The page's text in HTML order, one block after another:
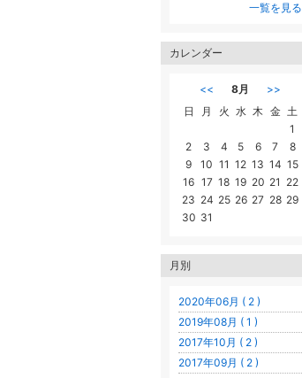
一覧を見る
カレンダー
<< 8月
>>
日
月 火 水 木 金 土
1
2
3 4 5 6 7
8
9
10 11 12 13 14 15
16 17 18 19 20 21 22
23 24 25 26 27 28 29
30 31
月別
2020年06月 ( 2 )
2019年08月 ( 1 )
2017年10月 ( 2 )
2017年09月 ( 2 )